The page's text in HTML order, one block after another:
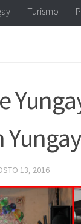
Turismo
13, 2016